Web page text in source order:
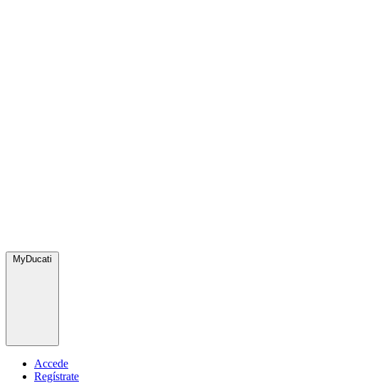
MyDucati
Accede
Regístrate